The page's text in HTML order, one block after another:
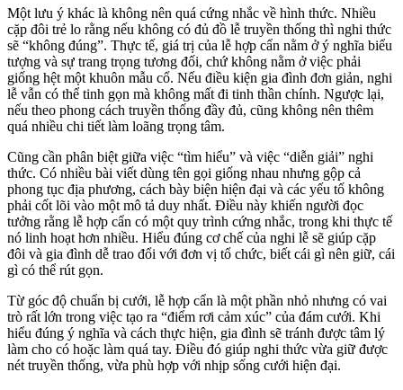
Một lưu ý khác là không nên quá cứng nhắc về hình thức. Nhiều
cặp đôi trẻ lo rằng nếu không có đủ đồ lễ truyền thống thì nghi thức
sẽ “không đúng”. Thực tế, giá trị của lễ hợp cẩn nằm ở ý nghĩa biểu
tượng và sự trang trọng tương đối, chứ không nằm ở việc phải
giống hệt một khuôn mẫu cổ. Nếu điều kiện gia đình đơn giản, nghi
lễ vẫn có thể tinh gọn mà không mất đi tinh thần chính. Ngược lại,
nếu theo phong cách truyền thống đầy đủ, cũng không nên thêm
quá nhiều chi tiết làm loãng trọng tâm.
Cũng cần phân biệt giữa việc “tìm hiểu” và việc “diễn giải” nghi
thức. Có nhiều bài viết dùng tên gọi giống nhau nhưng gộp cả
phong tục địa phương, cách bày biện hiện đại và các yếu tố không
phải cốt lõi vào một mô tả duy nhất. Điều này khiến người đọc
tưởng rằng lễ hợp cẩn có một quy trình cứng nhắc, trong khi thực tế
nó linh hoạt hơn nhiều. Hiểu đúng cơ chế của nghi lễ sẽ giúp cặp
đôi và gia đình dễ trao đổi với đơn vị tổ chức, biết cái gì nên giữ, cái
gì có thể rút gọn.
Từ góc độ chuẩn bị cưới, lễ hợp cẩn là một phần nhỏ nhưng có vai
trò rất lớn trong việc tạo ra “điểm rơi cảm xúc” của đám cưới. Khi
hiểu đúng ý nghĩa và cách thực hiện, gia đình sẽ tránh được tâm lý
làm cho có hoặc làm quá tay. Điều đó giúp nghi thức vừa giữ được
nét truyền thống, vừa phù hợp với nhịp sống cưới hiện đại.